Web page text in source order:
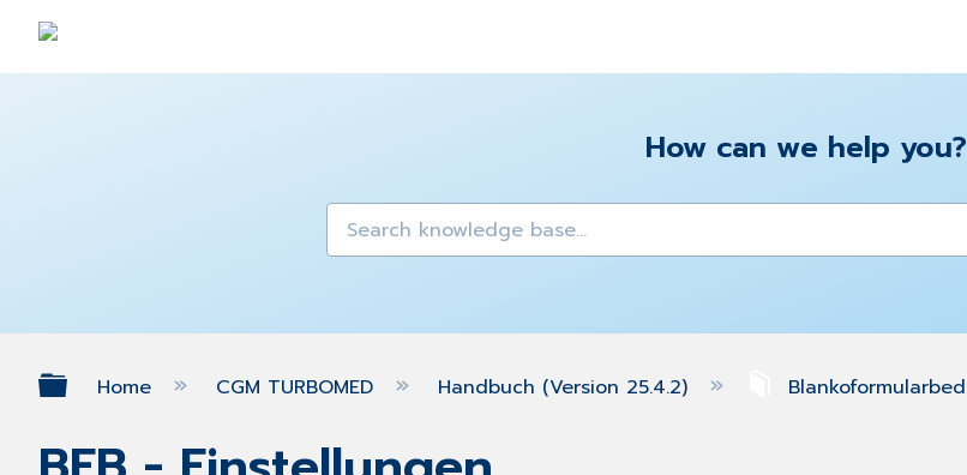
How can we help you?
Expand/collapse global hierarchy
Home CGM TURBOMED Handbuch (Version 25.4.2)